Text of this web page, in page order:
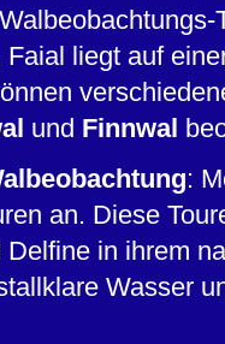
liegt auf
und Finnwal
:
an. Diese
in ihrem
Wasser